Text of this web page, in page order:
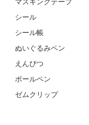
シール
シール帳
ぬいぐるみペン
えんぴつ
ボールペン
ゼムクリップ